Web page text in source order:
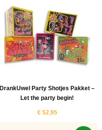
DrankUwel Party Shotjes Pakket –
Let the party begin!
€ 52,95